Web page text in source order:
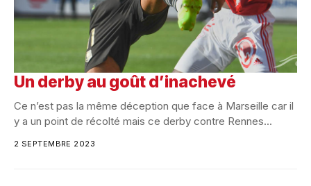
Un derby au goût d’inachevé
Ce n’est pas la même déception que face à Marseille car il
y a un point de récolté mais ce derby contre Rennes...
2 SEPTEMBRE 2023